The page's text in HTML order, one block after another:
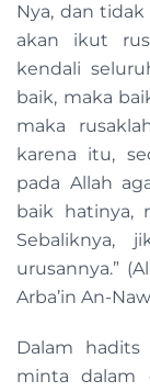
Nya, dan
akan ikut
kendali
baik, maka
maka
karena itu,
pada Allah
baik hatinya,
Sebaliknya,
urusannya.”
Arba’in An-
Dalam
minta dalam